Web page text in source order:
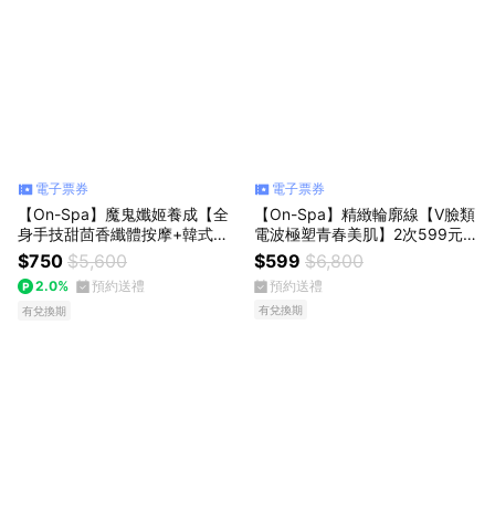
電子票券
【On-Spa】魔鬼孅姬養成【全
身手技甜茴香纖體按摩+韓式智
能體雕】130分鐘750元（高
雄）
$750 $5,600
2.0% 預約送禮
有兌換期
電子票券
【On-Spa】精緻輪廓線【V臉類
電波極塑青春美肌】2次599元
（台北）
$599 $6,800
預約送禮
有兌換期